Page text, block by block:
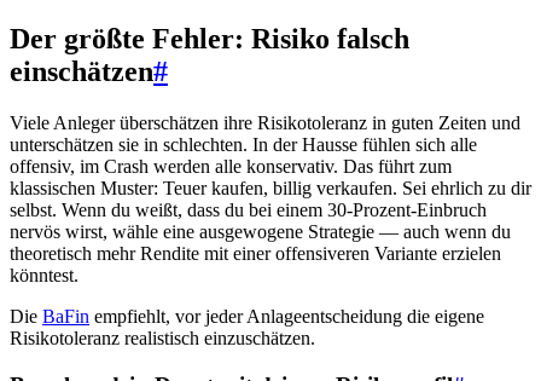
Der größte Fehler: Risiko falsch
einschätzen#
Viele Anleger überschätzen ihre Risikotoleranz in guten Zeiten und
unterschätzen sie in schlechten. In der Hausse fühlen sich alle
offensiv, im Crash werden alle konservativ. Das führt zum
klassischen Muster: Teuer kaufen, billig verkaufen. Sei ehrlich zu dir
selbst. Wenn du weißt, dass du bei einem 30-Prozent-Einbruch
nervös wirst, wähle eine ausgewogene Strategie — auch wenn du
theoretisch mehr Rendite mit einer offensiveren Variante erzielen
könntest.
Die BaFin empfiehlt, vor jeder Anlageentscheidung die eigene
Risikotoleranz realistisch einzuschätzen.